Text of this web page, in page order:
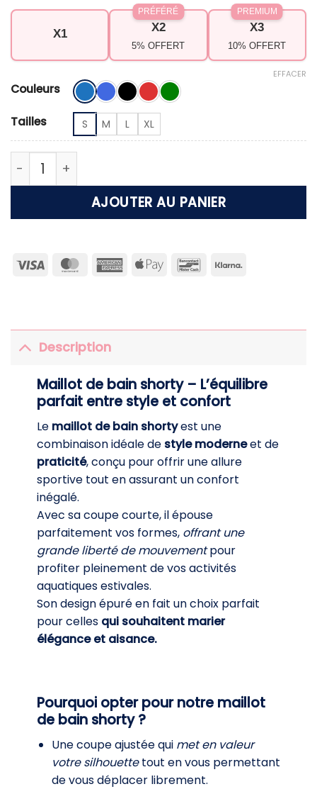
X1 X2
5% OFFERT
PRÉFÉRÉ
X3
10% OFFERT
PREMIUM
Couleurs
Tailles S M L XL
EFFACER
quantité de Maillot de bain shorty – Sublime la
AJOUTER AU PANIER
Visa MasterCardAmericanApple
Bancontact
Klarna
Description
Maillot de bain shorty – L’équilibre
parfait entre style et confort
Le maillot de bain shortyest une
combinaison idéale de style moderneet de
praticité, conçu pour offrir une allure
sportive tout en assurant un confort
inégalé.
Avec sa coupe courte, il épouse
parfaitement vos formes, offrant une
grande liberté de mouvementpour
profiter pleinement de vos activités
aquatiques estivales.
Son design épuré en fait un choix parfait
pour cellesqui souhaitent marier
élégance et aisance.
Pourquoi opter pour notre maillot
de bain shorty ?
Une coupe ajustée qui met en valeur
votre silhouettetout en vous permettant
de vous déplacer librement.